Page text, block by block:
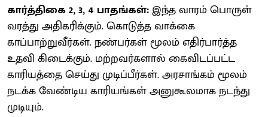
கார்த்திகை 2, 3, 4 பாதங்கள்:இந்த வாரம் பொருள்
வரத்து அதிகரிக்கும். கொடுத்த வாக்கை
காப்பாற்றுவீர்கள். நண்பர்கள் மூலம் எதிர்பார்த்த
உதவி கிடைக்கும். மற்றவர்களால் கைவிடப்பட்ட
காரியத்தை செய்து முடிப்பீர்கள். அரசாங்கம் மூலம்
நடக்க வேண்டிய காரியங்கள் அனுகூலமாக நடந்து
முடியும்.